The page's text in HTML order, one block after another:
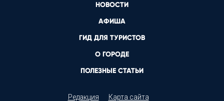
НОВОСТИ
АФИША
ГИД ДЛЯ ТУРИСТОВ
О ГОРОДЕ
ПОЛЕЗНЫЕ СТАТЬИ
Редакция Карта сайта